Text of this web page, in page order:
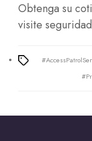
Obtenga su
visite
Tags